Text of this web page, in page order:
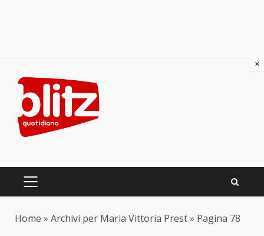
content
PRIMARY
Home » Archivi per Maria Vittoria Prest» Pagina 78
×